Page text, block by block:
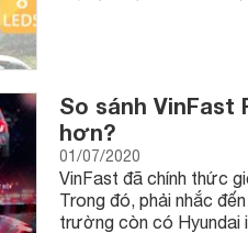
So sánh VinFast
hơn?
01/07/2020
VinFast đã chính thức
Trong đó, phải nhắc
trường còn có Hyundai